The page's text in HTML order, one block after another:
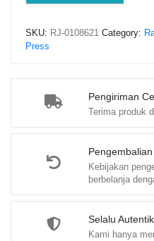
Pengiriman
Terima produk
Kebijakan
berbelanja
Selalu Autentik
Kami hanya
quantity
SKU: RJ-0108621 Category:
Press